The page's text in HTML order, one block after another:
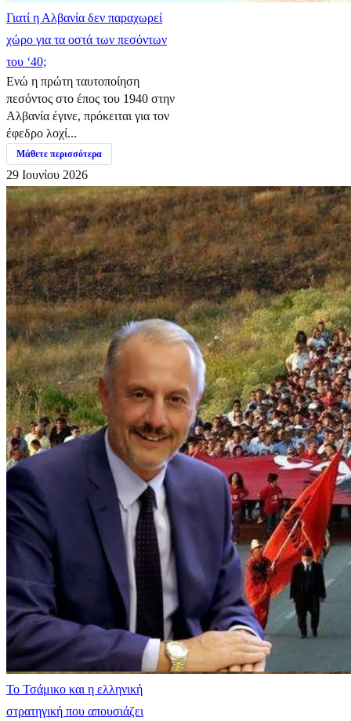
Γιατί η Αλβανία δεν παραχωρεί
χώρο για τα οστά των πεσόντων
του ‘40;
Ενώ η πρώτη ταυτοποίηση
πεσόντος στο έπος του 1940 στην
Αλβανία έγινε, πρόκειται για τον
έφεδρο λοχί...
Μάθετε περισσότερα
29 Ιουνίου 2026
​Το Τσάμικο και η ελληνική
στρατηγική που απουσιάζει